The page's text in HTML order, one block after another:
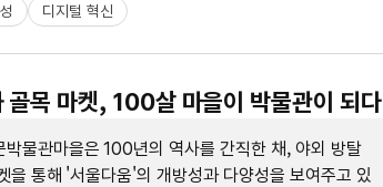
디지털 혁신
골목 마켓, 100살 마을이 박물관이 되다
박물관마을은 100년의 역사를 간직한 채, 야외 방탈
을 통해 '서울다움'의 개방성과 다양성을 보여주고 있